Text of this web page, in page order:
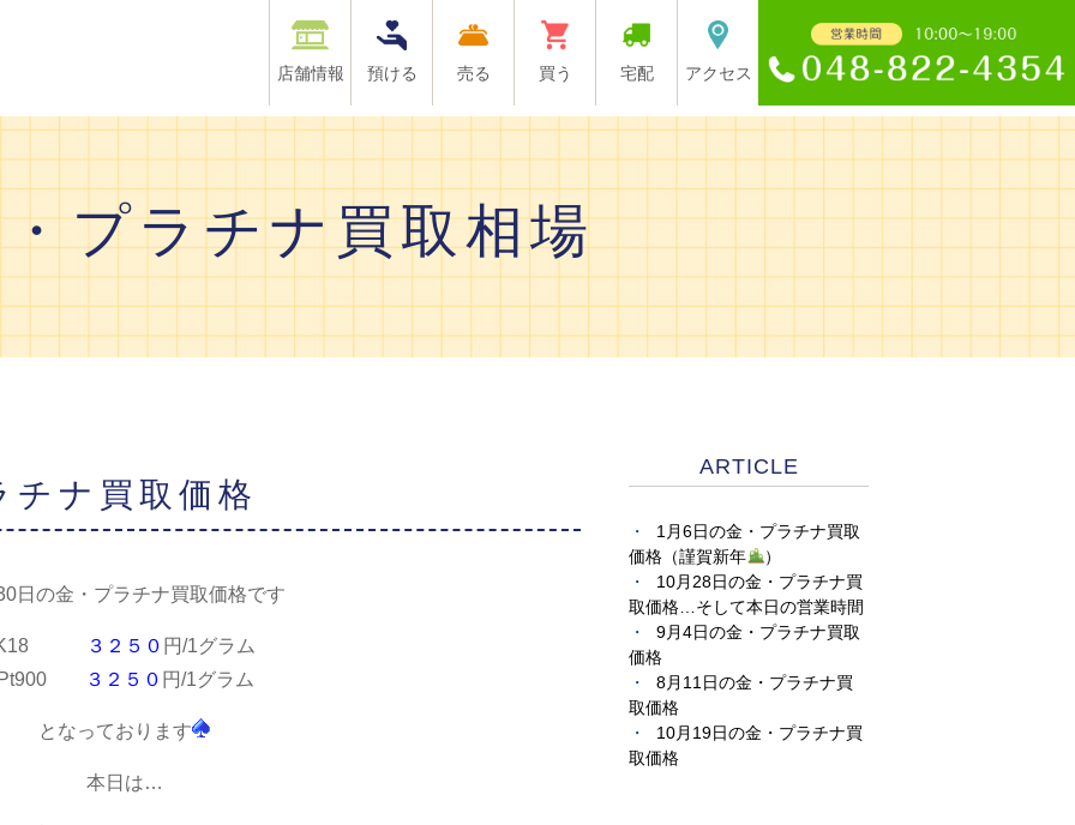
店舗情報 預ける 売る 買う 宅配 アクセス
プラチナ買取相場
チナ買取価格
日の金・プラチナ買取価格です
３２５０ 円/1グラム
３２５０ 円/1グラム
となっております
本日は…
ARTICLE
1月6日の金・プラチナ買取
価格（謹賀新年
）
10月28日の金・プラチナ買
取価格…そして本日の営業時間
9月4日の金・プラチナ買取
価格
8月11日の金・プラチナ買
取価格
10月19日の金・プラチナ買
取価格